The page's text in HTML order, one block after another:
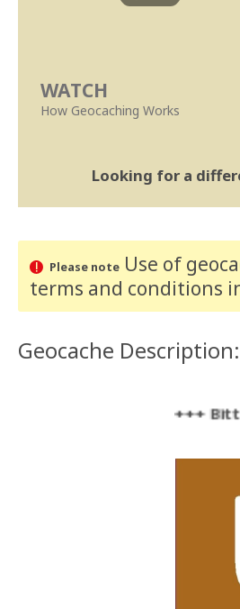
WATCH
How Geocaching Works
Looking for a
Please noteUse of
terms and conditions
Geocache Description:
+++ Bitte